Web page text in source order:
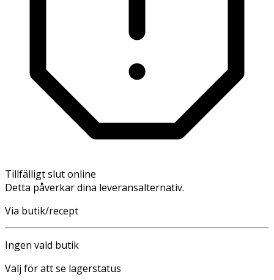
Tillfälligt slut online
Detta påverkar dina leveransalternativ.
Via butik/recept
Ingen vald butik
Välj för att se lagerstatus